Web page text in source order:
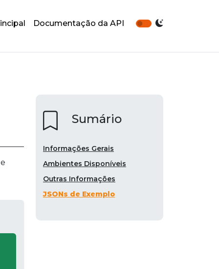
Documentação da API
Sumário
Informações Gerais
Ambientes Disponíveis
Outras Informações
JSONs de Exemplo